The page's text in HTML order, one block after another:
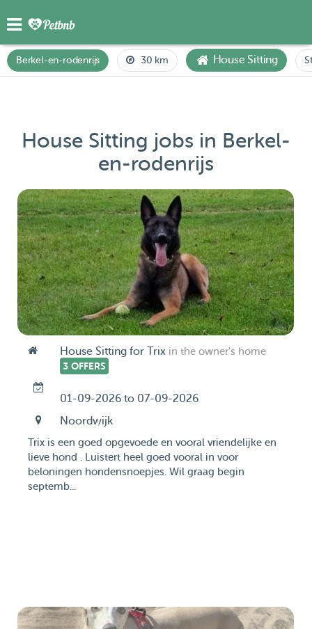
Berkel-en-rodenrijs 30 km House Sitting
House Sitting jobs in Berkel-
en-rodenrijs
House Sitting for Trix in the owner's home
3 OFFERS
01-09-2026 to 07-09-2026
Noordwijk
Trix is een goed opgevoede en vooral vriendelijke en
lieve hond . Luistert heel goed vooral in voor
beloningen hondensnoepjes. Wil graag begin
septemb...